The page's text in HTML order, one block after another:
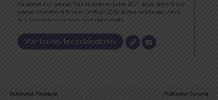
J'ai réalisé mon premier Trail de 20km en Juillet 2017, et j'ai terminé mon
premier Marathon à Paris en 3h50 en 2019. Je rêve de faire des Ultras,
et je suis créatrice de contenus à mon compte.
Voir toutes les publications
Publication Précédente
Publication Suivante